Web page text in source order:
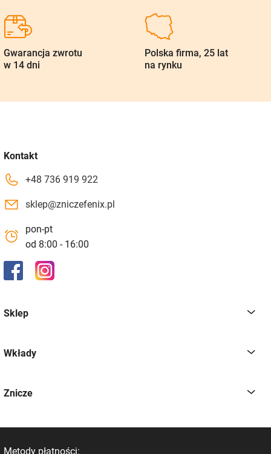
Gwarancja zwrotu
w 14 dni
Polska firma, 25 lat
na rynku
Kontakt
+48 736 919 922
sklep@zniczefenix.pl
pon-pt
od 8:00 - 16:00
Sklep
Wkłady
Znicze
Metody płatności: